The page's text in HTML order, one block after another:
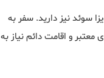
سوئد نیز دارید. سفر به
و اقامت دائم نیاز به